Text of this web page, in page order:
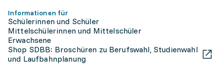
Informationen für
Schülerinnen und Schüler
Mittelschülerinnen und Mittelschüler
Erwachsene
Shop SDBB: Broschüren zu Berufswahl, Studienwahl
und Laufbahnplanung